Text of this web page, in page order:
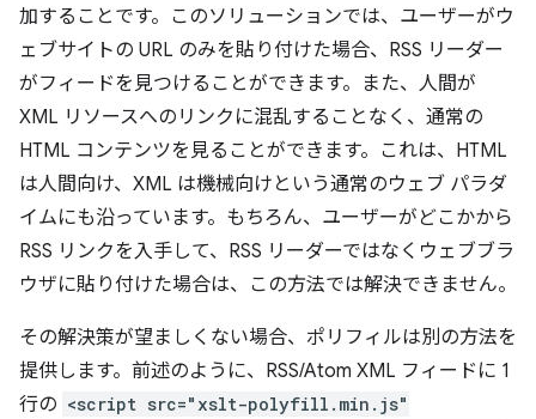
加することです。このソリューションでは、ユーザーがウ
ェブサイトの URL のみを貼り付けた場合、RSS リーダー
がフィードを見つけることができます。また、人間が
XML リソースへのリンクに混乱することなく、通常の
HTML コンテンツを見ることができます。これは、HTML
は人間向け、XML は機械向けという通常のウェブ パラダ
イムにも沿っています。もちろん、ユーザーがどこかから
RSS リンクを入手して、RSS リーダーではなくウェブブラ
ウザに貼り付けた場合は、この方法では解決できません。
その解決策が望ましくない場合、ポリフィルは別の方法を
提供します。前述のように、RSS/Atom XML フィードに 1
行の <script src="xslt-polyfill.min.js"